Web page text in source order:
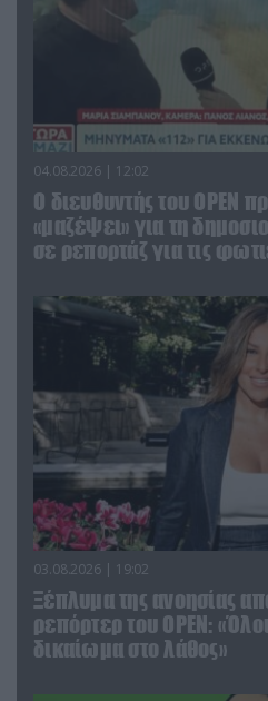
04.08.2026 | 12:02
O διευθυντής του OPEN
«μαζέψει» για τη
σε ρεπορτάζ για τις
03.08.2026 | 19:02
Ξέπλυμα της ανοησίας
ρεπόρτερ του ΟΡΕΝ:
δικαίωμα στο λάθος»